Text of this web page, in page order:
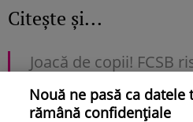
Citește și...
Joacă de copii! FCSB
UEFA dintr-un motiv
Nouă ne pasă ca datele
rămână confidențiale